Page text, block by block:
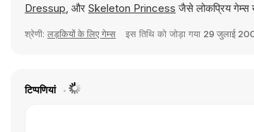
Dressup, और Skeleton Princess जैसे लोकप्रिय
श्रेणी: लड़कियों के लिए गेम्स इस तिथि को जोड़ा गया 29 जुलाई
टिप्पणियां